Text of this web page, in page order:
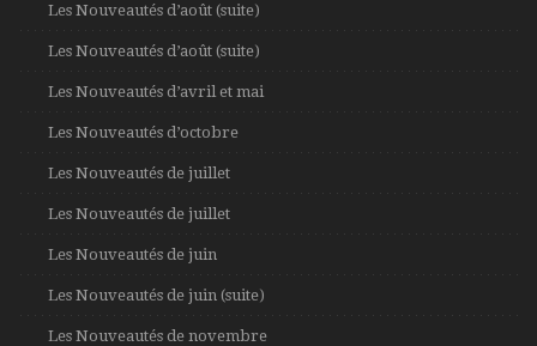
Les Nouveautés d’août (suite)
Les Nouveautés d’août (suite)
Les Nouveautés d’avril et mai
Les Nouveautés d’octobre
Les Nouveautés de juillet
Les Nouveautés de juillet
Les Nouveautés de juin
Les Nouveautés de juin (suite)
Les Nouveautés de novembre